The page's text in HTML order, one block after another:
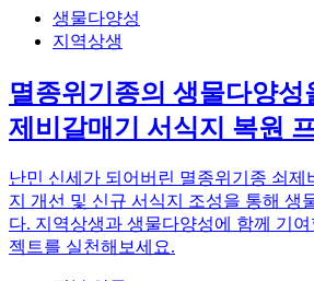
생물다양성
지역상생
멸종위기종의 생물다양성
제비갈매기 서식지 복원
난민 신세가 되어버린 멸종위기종 쇠제
지 개선 및 신규 서식지 조성을 통해 생
다. 지역상생과 생물다양성에 함께 기여
젝트를 실천해보세요.